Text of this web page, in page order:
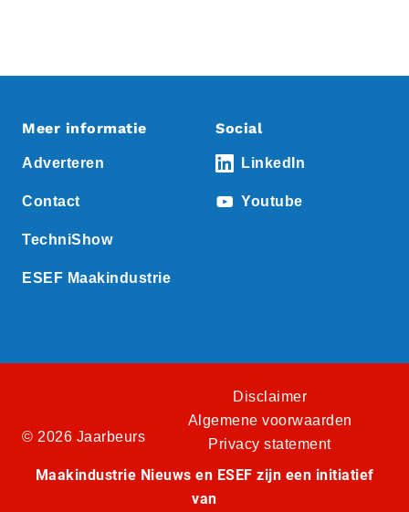
Meer informatie
Adverteren
Contact
TechniShow
ESEF Maakindustrie
Social
LinkedIn
Youtube
© 2026 Jaarbeurs
Disclaimer
Algemene voorwaarden
Privacy statement
Maakindustrie Nieuws en ESEF zijn een initiatief
van